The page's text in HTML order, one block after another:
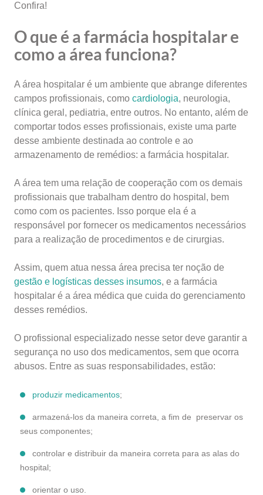
Confira!
O que é a farmácia hospitalar e
como a área funciona?
A área hospitalar é um ambiente que abrange diferentes
campos profissionais, como cardiologia, neurologia,
clínica geral, pediatria, entre outros. No entanto, além de
comportar todos esses profissionais, existe uma parte
desse ambiente destinada ao controle e ao
armazenamento de remédios: a farmácia hospitalar.
A área tem uma relação de cooperação com os demais
profissionais que trabalham dentro do hospital, bem
como com os pacientes. Isso porque ela é a
responsável por fornecer os medicamentos necessários
para a realização de procedimentos e de cirurgias.
Assim, quem atua nessa área precisa ter noção de
gestão e logísticas desses insumos, e a farmácia
hospitalar é a área médica que cuida do gerenciamento
desses remédios.
O profissional especializado nesse setor deve garantir a
segurança no uso dos medicamentos, sem que ocorra
abusos. Entre as suas responsabilidades, estão:
produzir medicamentos;
armazená-los da maneira correta, a fim de preservar os
seus componentes;
controlar e distribuir da maneira correta para as alas do
hospital;
orientar o uso.